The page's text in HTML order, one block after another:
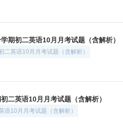
期初二英语10月月考试题（含解析）
英语10月月考试题（含解析）
二英语10月月考试题（含解析）
10月月考试题（含解析）